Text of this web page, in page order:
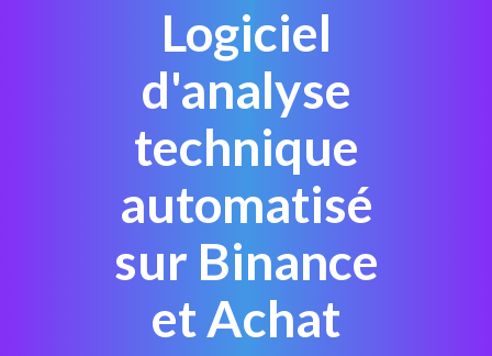
Logiciel
d'analyse
technique
automatisé
sur Binance
et Achat